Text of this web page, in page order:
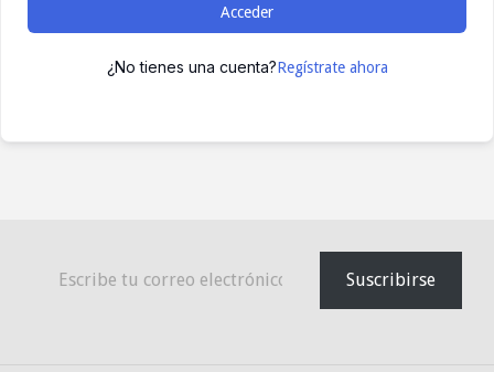
Acceder
¿No tienes una cuenta?Regístrate ahora
Suscribirse